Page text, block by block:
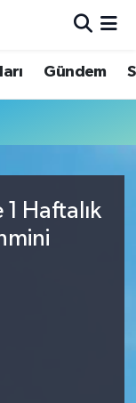
Gündem
Haftalık